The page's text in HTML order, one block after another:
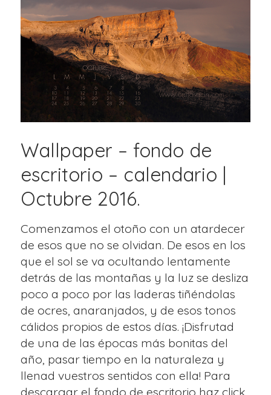
Wallpaper – fondo de
escritorio – calendario |
Octubre 2016.
Comenzamos el otoño con un atardecer
de esos que no se olvidan. De esos en los
que el sol se va ocultando lentamente
detrás de las montañas y la luz se desliza
poco a poco por las laderas tiñéndolas
de ocres, anaranjados, y de esos tonos
cálidos propios de estos días. ¡Disfrutad
de una de las épocas más bonitas del
año, pasar tiempo en la naturaleza y
llenad vuestros sentidos con ella! Para
descargar el fondo de escritorio haz click